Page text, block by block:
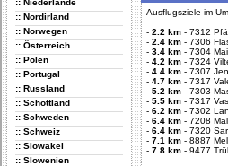
:: Niederlande
:: Nordirland
:: Norwegen
:: Österreich
:: Polen
:: Portugal
:: Russland
:: Schottland
:: Schweden
:: Schweiz
:: Slowakei
:: Slowenien
Ausflugsziele im
- 2.2 km - 7312
- 2.4 km - 7306
- 3.4 km - 7304
- 4.2 km - 7324
- 4.4 km - 7307
- 4.7 km - 7317
- 5.2 km - 7303
- 5.5 km - 7317
- 6.2 km - 7302
- 6.4 km - 7208
- 6.4 km - 7320
- 7.1 km - 8887
- 7.8 km - 9477